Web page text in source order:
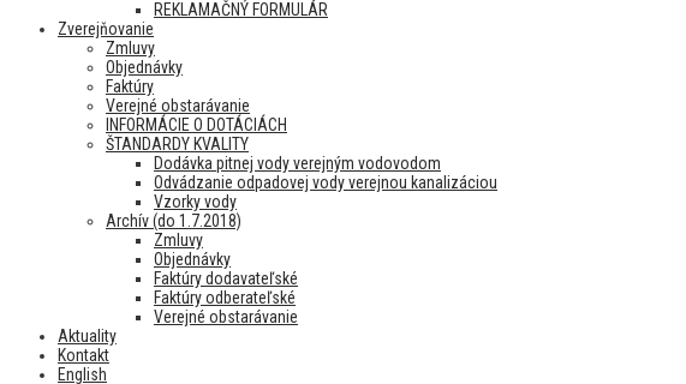
REKLAMAČNÝ FORMULÁR
Zverejňovanie
Zmluvy
Objednávky
Faktúry
Verejné obstarávanie
INFORMÁCIE O DOTÁCIÁCH
ŠTANDARDY KVALITY
Dodávka pitnej vody verejným vodovodom
Odvádzanie odpadovej vody verejnou kanalizáciou
Vzorky vody
Archív (do 1.7.2018)
Zmluvy
Objednávky
Faktúry dodavateľské
Faktúry odberateľské
Verejné obstarávanie
Aktuality
Kontakt
English